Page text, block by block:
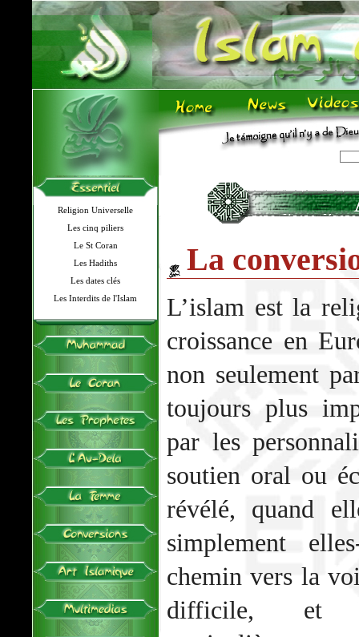
Religion Universelle
Les cinq piliers
Le St Coran
Les Hadiths
Les dates clés
Les Interdits de l'Islam
La
L’islam est la
croissance en
non seulement
toujours plus
par les
soutien oral ou
révélé, quand
simplement
chemin vers la
difficile, et